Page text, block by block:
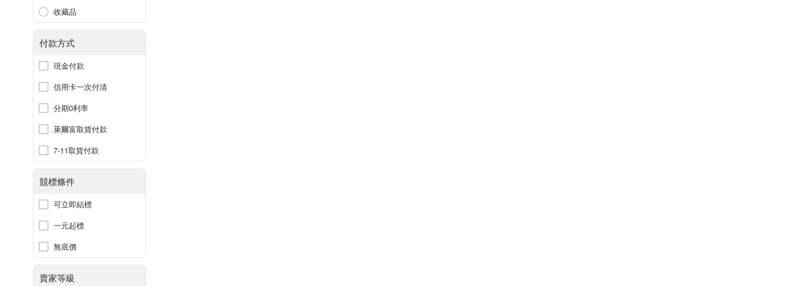
收藏品
付款方式
現金付款
信用卡一次付清
分期0利率
萊爾富取貨付款
7-11取貨付款
競標條件
可立即結標
一元起標
無底價
賣家等級